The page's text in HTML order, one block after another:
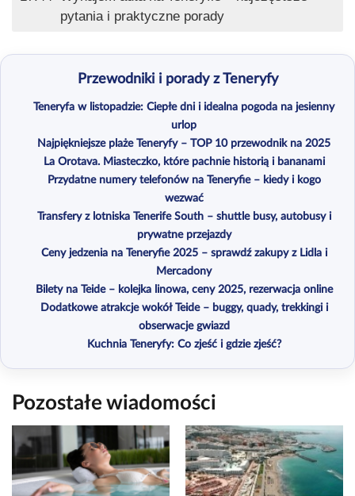
pytania i praktyczne porady
Przewodniki i porady z Teneryfy
Teneryfa w listopadzie: Ciepłe dni i idealna pogoda na jesienny
urlop
Najpiękniejsze plaże Teneryfy – TOP 10 przewodnik na 2025
La Orotava. Miasteczko, które pachnie historią i bananami
Przydatne numery telefonów na Teneryfie – kiedy i kogo
wezwać
Transfery z lotniska Tenerife South – shuttle busy, autobusy i
prywatne przejazdy
Ceny jedzenia na Teneryfie 2025 – sprawdź zakupy z Lidla i
Mercadony
Bilety na Teide – kolejka linowa, ceny 2025, rezerwacja online
Dodatkowe atrakcje wokół Teide – buggy, quady, trekkingi i
obserwacje gwiazd
Kuchnia Teneryfy: Co zjeść i gdzie zjeść?
Pozostałe wiadomości